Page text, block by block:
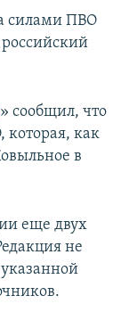
силами ПВО
» сообщил, что
которая, как
в
еще двух
не